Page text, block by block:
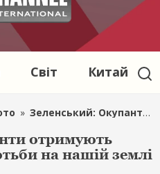
Світ Китай
» Зеленський: Окупанти отримують підтримку для боротьби на нашій землі
отримують
на нашій землі